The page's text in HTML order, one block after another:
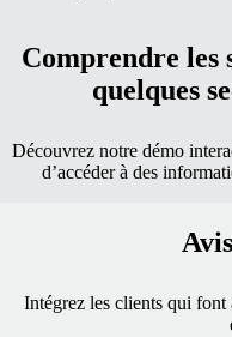
Comprendre les
quelques
Découvrez notre démo
d’accéder à des
Intégrez les clients qui